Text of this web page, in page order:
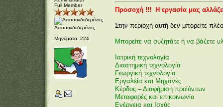
Full Member
Αποσυνδεδεμένος
Μηνύματα: 224
Προσοχή !!! Η εργασία μας
Στην περιοχή αυτή δεν μπορείτε
Μπορείτε να συζητάτε ή να βάζετε
Ιατρική τεχνολογία
Διαστημική τεχνολογία
Γεωργική τεχνολογία
Εργαλεία και Μηχανές
Κέρδος – Διαφήμιση προϊόντων
Μεταφορές και επικοινωνία
Ενέργεια και Ισχύς